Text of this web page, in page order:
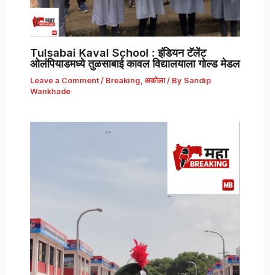
Tulsabai Kaval School : इंडियन टॅलेंट
ओलंपियाडमध्ये तुळसाबाई कावल विद्यालयाला गोल्ड मेडल
Leave a Comment / Breaking अकोला/ By Sandip
Wankhade